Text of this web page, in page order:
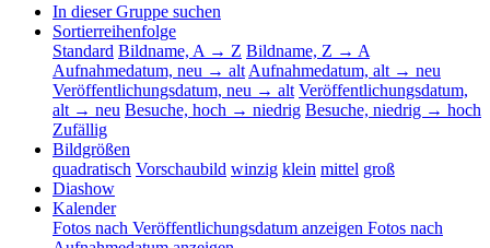
In dieser Gruppe suchen
Sortierreihenfolge
Standard Bildname, A → Z Bildname, Z → A
Aufnahmedatum, neu → alt Aufnahmedatum, alt → neu
Veröffentlichungsdatum, neu → alt Veröffentlichungsdatum,
alt → neu Besuche, hoch → niedrig Besuche, niedrig → hoch
Zufällig
Bildgrößen
quadratisch Vorschaubild winzig klein mittel groß
Diashow
Kalender
Fotos nach Veröffentlichungsdatum anzeigen Fotos nach